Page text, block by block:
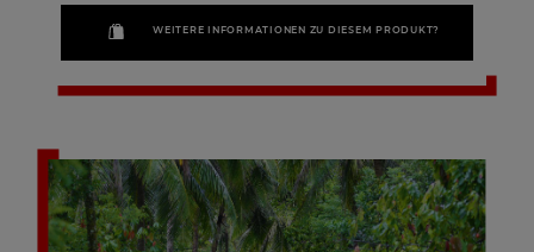
WEITERE INFORMATIONEN ZU DIESEM PRODUKT?